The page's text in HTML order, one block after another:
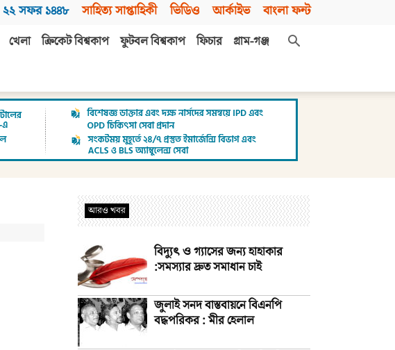
২২ সফর ১৪৪৮ সাহিত্য সাপ্তাহিকী ভিডিও আর্কাইভ বাংলা ফন্ট
খেলা ক্রিকেট বিশ্বকাপ ফুটবল বিশ্বকাপ ফিচার
গ্রাম-গঞ্জ
আরও খবর
বিদ্যুৎ ও গ্যাসের জন্য হাহাকার
:সমস্যার দ্রুত সমাধান চাই
জুলাই সনদ বাস্তবায়নে বিএনপি
বদ্ধপরিকর : মীর হেলাল